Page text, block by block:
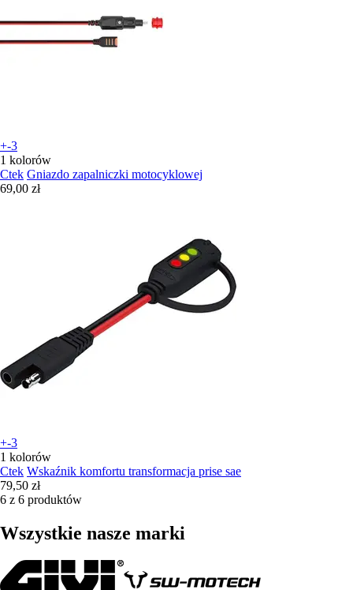
+-3
1 kolorów
Ctek Gniazdo zapalniczki motocyklowej
69,00 zł
+-3
1 kolorów
Ctek Wskaźnik komfortu transformacja prise sae
79,50 zł
6 z 6 produktów
Wszystkie nasze marki